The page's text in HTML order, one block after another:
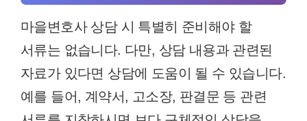
마을변호사 상담 시 특별히 준비해야 할
서류는 없습니다. 다만, 상담 내용과 관련된
자료가 있다면 상담에 도움이 될 수 있습니다.
예를 들어, 계약서, 고소장, 판결문 등 관련